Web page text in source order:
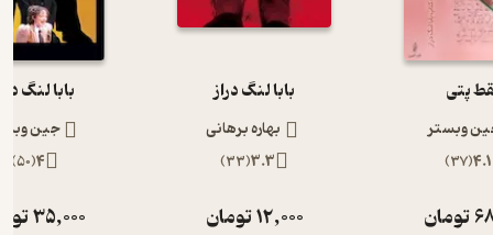
پتی
وبستر
4.1
(
37
)
تومان
بابا لنگ دراز
بهاره برهانی
3.3
(
33
)
12,000تومان
بابا لنگ
جین
4
(
50
)
35,000